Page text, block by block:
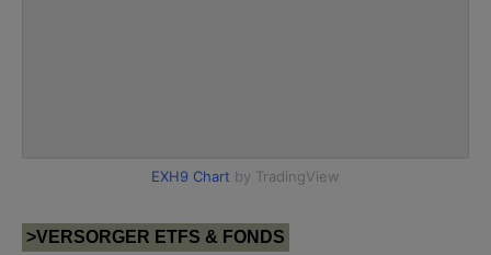
>VERSORGER ETFS & FONDS